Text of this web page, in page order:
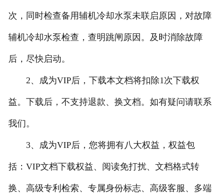
次，同时检查备用辅机冷却水泵未联启原因，对故障
辅机冷却水泵检查，查明跳闸原因。及时消除故障
后，尽快启动。
2、成为VIP后，下载本文档将扣除1次下载权
益。下载后，不支持退款、换文档。如有疑问请联系
我们。
3、成为VIP后，您将拥有八大权益，权益包
括：VIP文档下载权益、阅读免打扰、文档格式转
换、高级专利检索、专属身份标志、高级客服、多端